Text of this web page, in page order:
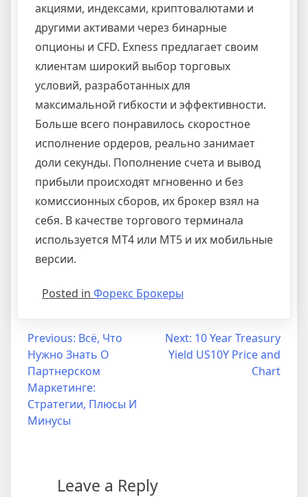
акциями, индексами, криптовалютами и
другими активами через бинарные
опционы и CFD. Exness предлагает своим
клиентам широкий выбор торговых
условий, разработанных для
максимальной гибкости и эффективности.
Больше всего понравилось скоростное
исполнение ордеров, реально занимает
доли секунды. Пополнение счета и вывод
прибыли происходят мгновенно и без
комиссионных сборов, их брокер взял на
себя. В качестве торгового терминала
используется MT4 или MT5 и их мобильные
версии.
Posted in Форекс Брокеры
Post
navigation
Previous: Всё, Что
Нужно Знать О
Партнерском
Маркетинге:
Стратегии, Плюсы И
Минусы
Next: 10 Year Treasury
Yield US10Y Price and
Chart
Leave a Reply